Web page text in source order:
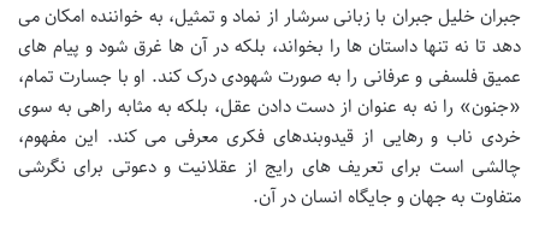
جبران خلیل جبران با زبانی سرشار از نماد و تمثیل، به خواننده امکان می
دهد تا نه تنها داستان ها را بخواند، بلکه در آن ها غرق شود و پیام های
عمیق فلسفی و عرفانی را به صورت شهودی درک کند. او با جسارت تمام،
«جنون» را نه به عنوان از دست دادن عقل، بلکه به مثابه راهی به سوی
خردی ناب و رهایی از قیدوبندهای فکری معرفی می کند. این مفهوم،
چالشی است برای تعریف های رایج از عقلانیت و دعوتی برای نگرشی
متفاوت به جهان و جایگاه انسان در آن.